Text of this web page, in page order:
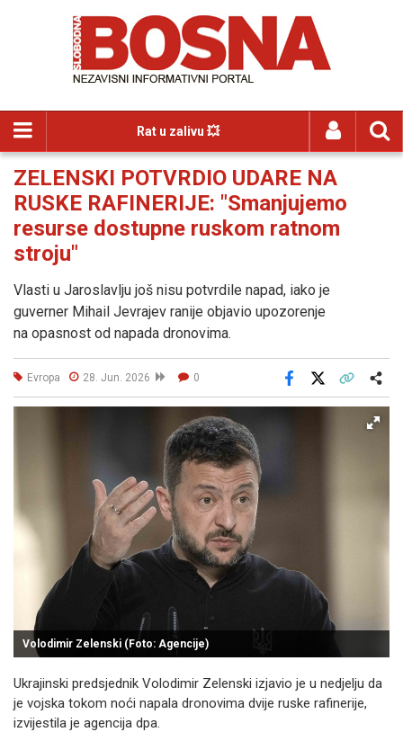
Rat u zalivu 💥
ZELENSKI POTVRDIO UDARE NA
RUSKE RAFINERIJE: "Smanjujemo
resurse dostupne ruskom ratnom
stroju"
Vlasti u Jaroslavlju još nisu potvrdile napad, iako je
guverner Mihail Jevrajev ranije objavio upozorenje
na opasnost od napada dronovima.
Evropa 28. Jun. 2026 0
Facebook
Volodimir Zelenski (Foto: Agencije)
Ukrajinski predsjednik Volodimir Zelenski izjavio je u nedjelju da
je vojska tokom noći napala dronovima dvije ruske rafinerije,
izvijestila je agencija dpa.